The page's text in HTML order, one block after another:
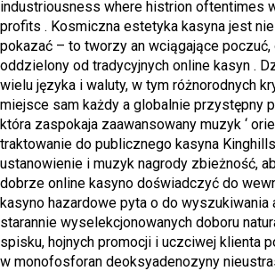
industriousness where histrion oftentimes
profits . Kosmiczna estetyka kasyna jest
pokazać – to tworzy an wciągające
oddzielony od tradycyjnych online kasyn .
wielu języka i waluty, w tym różnorodnych
miejsce sam każdy a globalnie przystępny
która zaspokaja zaawansowany muzyk ‘
traktowanie do publicznego kasyna
ustanowienie i muzyk nagrody zbieżność,
dobrze online kasyno doświadczyć do
kasyno hazardowe pyta o do wyszukiwania
starannie wyselekcjonowanych doboru
spisku, hojnych promocji i uczciwej klienta
w monofosforan deoksyadenozyny